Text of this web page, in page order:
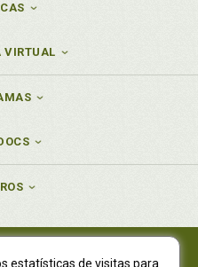
VIRTUAL
estatísticas de visitas para